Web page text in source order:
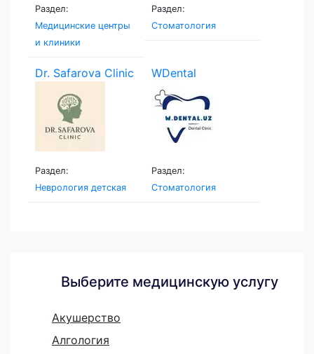
Раздел:
Медицинские центры
и клиники
Раздел:
Стоматология
Dr. Safarova Clinic
Раздел:
Неврология детская
WDental
Раздел:
Стоматология
Выберите медицинскую услугу
Акушерство
Алгология